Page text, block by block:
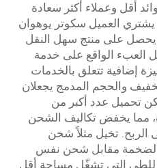
أقل وعملاء أكثر سعادة
يشتري العميل سكوتر يوهوان
يحصل على منتج سهل النقل
العبء الواقع على خدمة
إضافية تتعلق بالخدمات
والحجم المدمج يجعلان
تحميل عدد أكبر من
مما يخفض تكاليف الشحن
الربح. تخيل مثلاً شحن
الضخمة مقابل شحن نفس
للطي التي تشغّل مساحة أقل